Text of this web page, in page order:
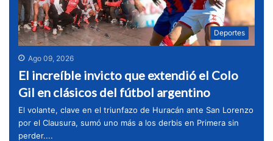
Deportes
Ago 09, 2026
El increíble invicto que extendió el Colo
Gil en clásicos del fútbol argentino
El volante, clave en el triunfazo de Huracán ante San Lorenzo
por el Clausura, sumó uno más a los derbis en Primera sin
perder....